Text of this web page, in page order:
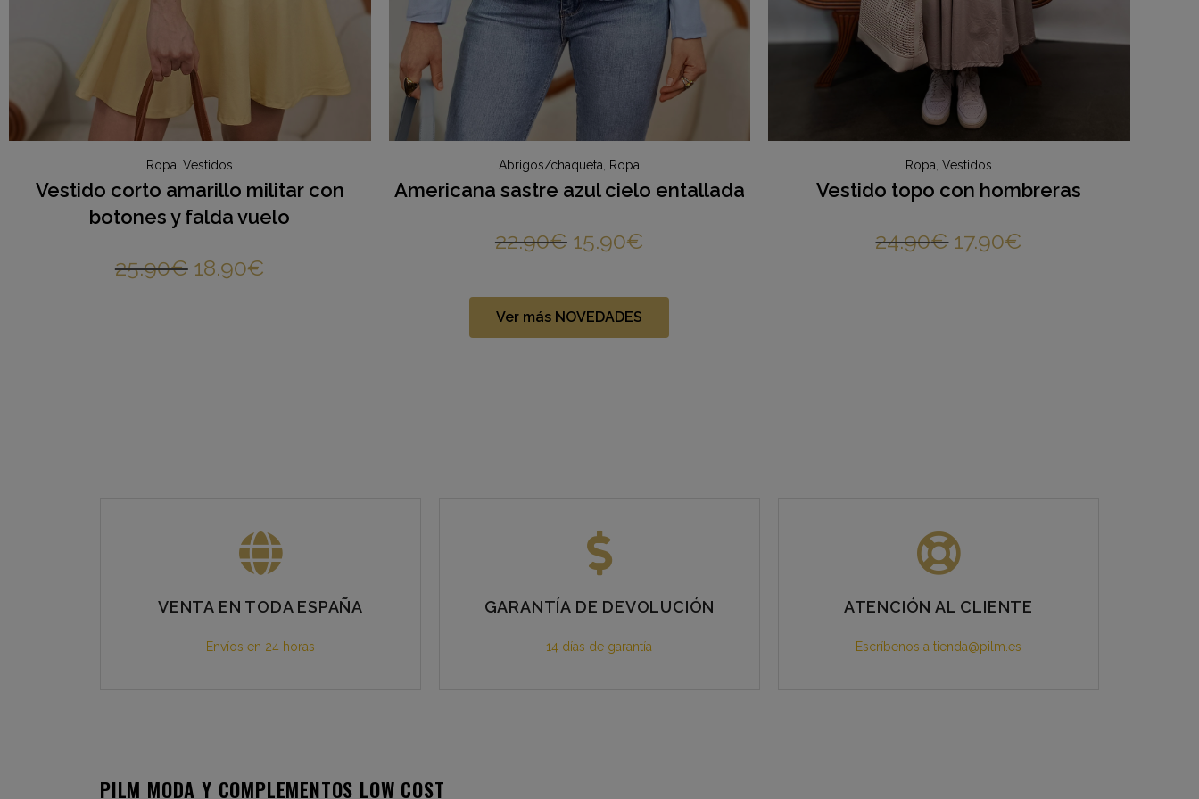
Ropa ,Vestidos
Vestido corto amarillo militar con
botones y falda vuelo
25.90€ 18.90€
Abrigos/chaqueta Ropa
Americana sastre azul cielo entallada
22.90€ 15.90€
Ropa ,Vestidos
Vestido topo con hombreras
24.90€ 17.90€
Ver más NOVEDADES
VENTA EN TODA ESPAÑA
Envíos en 24 horas
GARANTÍA DE DEVOLUCIÓN
14 días de garantía
ATENCIÓN AL CLIENTE
Escríbenos a tienda@pilm.es
PILM MODA Y COMPLEMENTOS LOW COST